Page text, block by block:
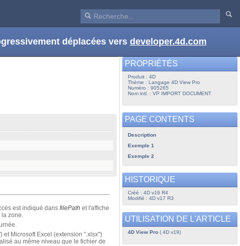
déplacées vers developer.4d.com
est indiqué dans filePath et l'affiche
la zone.
et Microsoft Excel (extension ".xlsx")
au même niveau que le fichier de
PROPRIÉTÉS
Produit : 4D
Thème : Langage 4D View Pro
Numéro : 905265
Nom intl. : VP IMPORT DOCUMENT
PAGE CONTENTS
Description
Exemple 1
Exemple 2
HISTORIQUE
Créé : 4D v16 R4
Modifié : 4D v17 R3
UTILISATION DE L'ARTICLE
4D View Pro( 4D v19)